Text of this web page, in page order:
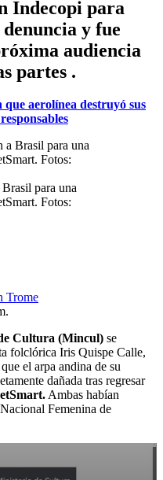
Indecopi para
y fue
audiencia
partes .
aerolínea destruyó sus
para una
Fotos:
Trome
Cultura (Mincul) se
folclórica Iris Quispe Calle,
el arpa andina de su
dañada tras regresar
Ambas habían
Femenina de